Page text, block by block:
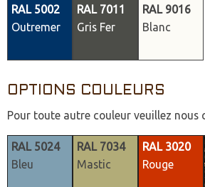
RAL 5002
Outremer
RAL 7011
Gris Fer
RAL 9016
Blanc
OPTIONS COULEURS
Pour toute autre couleur veuillez nous
RAL 5024
Bleu
RAL 7034
Mastic
RAL 3020
Rouge